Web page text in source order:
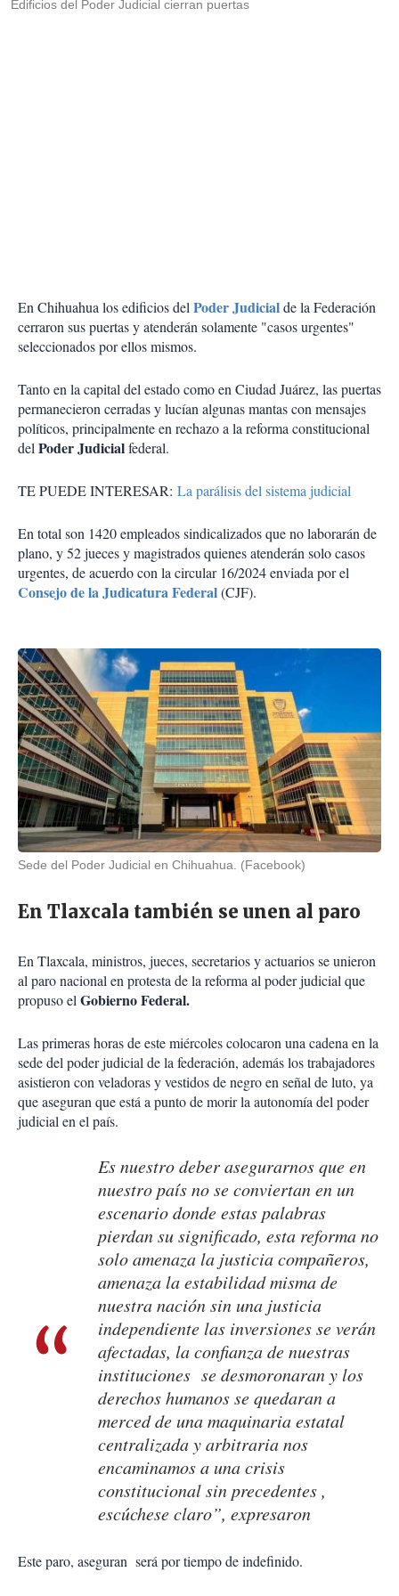
Edificios del Poder Judicial cierran puertas
En Chihuahua los edificios delPoder Judicialde la Federación
cerraron sus puertas y atenderán solamente "casos urgentes"
seleccionados por ellos mismos.
Tanto en la capital del estado como en Ciudad Juárez, las puertas
permanecieron cerradas y lucían algunas mantas con mensajes
políticos, principalmente en rechazo a la reforma constitucional
delPoder Judicialfederal.
TE PUEDE INTERESAR: La parálisis del sistema judicial
En total son 1420 empleados sindicalizados que no laborarán de
plano, y 52 jueces y magistrados quienes atenderán solo casos
urgentes, de acuerdo con la circular 16/2024 enviada por el
Consejo de la Judicatura Federal(CJF).
Sede del Poder Judicial en Chihuahua. (Facebook)
En Tlaxcala también se unen al paro
En Tlaxcala, ministros, jueces, secretarios y actuarios se unieron
al paro nacional en protesta de la reforma al poder judicial que
propuso elGobierno Federal.
Las primeras horas de este miércoles colocaron una cadena en la
sede del poder judicial de la federación, además los trabajadores
asistieron con veladoras y vestidos de negro en señal de luto, ya
que aseguran que está a punto de morir la autonomía del poder
judicial en el país.
Es nuestro deber asegurarnos que en
nuestro país no se conviertan en un
escenario donde estas palabras
pierdan su significado, esta reforma no
solo amenaza la justicia compañeros,
amenaza la estabilidad misma de
nuestra nación sin una justicia
independiente las inversiones se verán
afectadas, la confianza de nuestras
instituciones se desmoronaran y los
derechos humanos se quedaran a
merced de una maquinaria estatal
centralizada y arbitraria nos
encaminamos a una crisis
constitucional sin precedentes ,
escúchese claro”, expresaron
Este paro, aseguran será por tiempo de indefinido.